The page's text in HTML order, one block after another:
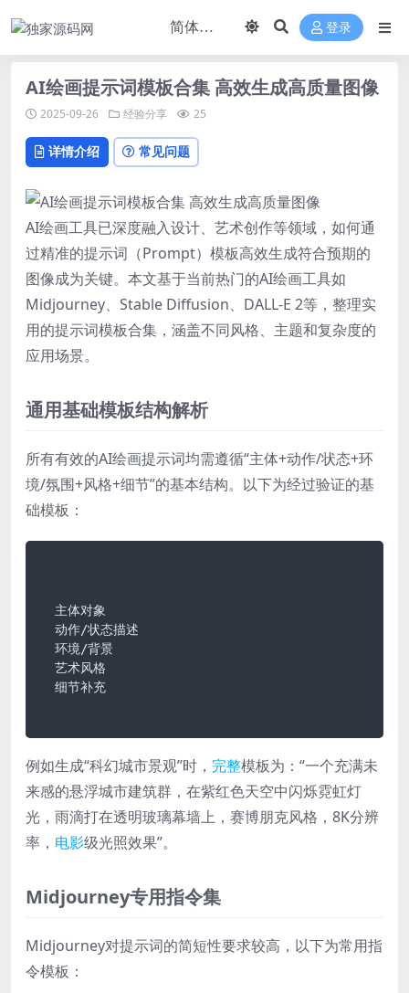
登录
AI绘画提示词模板合集 高效生成高质量图像
2025-09-26 经验分享 25
详情介绍 常见问题
AI绘画工具已深度融入设计、艺术创作等领域，如何通
过精准的提示词（Prompt）模板高效生成符合预期的
图像成为关键。本文基于当前热门的AI绘画工具如
Midjourney、Stable Diffusion、DALL-E 2等，整理实
用的提示词模板合集，涵盖不同风格、主题和复杂度的
应用场景。
通用基础模板结构解析
所有有效的AI绘画提示词均需遵循“主体+动作/状态+环
境/氛围+风格+细节”的基本结构。以下为经过验证的基
础模板：
  主体对象
  动作/状态描述
  环境/背景
  艺术风格
  细节补充
例如生成“科幻城市景观”时， 完整模板为：“一个充满未
来感的悬浮城市建筑群，在紫红色天空中闪烁霓虹灯
光，雨滴打在透明玻璃幕墙上，赛博朋克风格，8K分辨
率， 电影级光照效果”。
Midjourney专用指令集
Midjourney对提示词的简短性要求较高，以下为常用指
令模板：